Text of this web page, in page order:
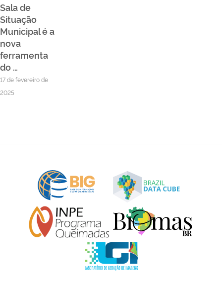
Sala de
Situação
Municipal é a
nova
ferramenta
do …
17 de fevereiro de
2025